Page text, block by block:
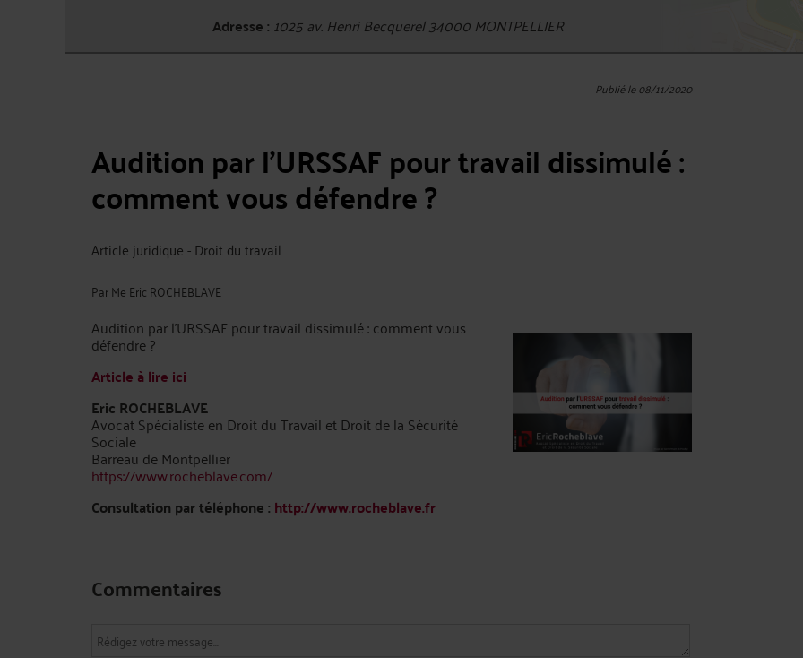
Adresse : 1025 av. Henri Becquerel 34000 MONTPELLIER
Publié le 08/11/2020
Audition par l’URSSAF pour travail dissimulé :
comment vous défendre ?
Article juridique - Droit du travail
ParMe Eric ROCHEBLAVE
Audition par l’URSSAF pour travail dissimulé : comment vous
défendre ?
Article à lire ici
Eric ROCHEBLAVE
Avocat Spécialiste en Droit du Travail et Droit de la Sécurité
Sociale
Barreau de Montpellier
https://www.rocheblave.com/
Consultation par téléphone : http://www.rocheblave.fr
Commentaires